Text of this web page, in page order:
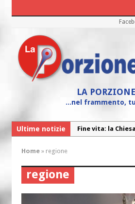
LA PORZIONE
...nel frammento,
Ultime notizie
Fine vita: la
Montesilvano:
“Chiediamogli di
Home » regione
regione